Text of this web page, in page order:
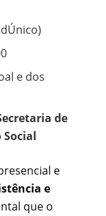
e dos
de
e
e
que o